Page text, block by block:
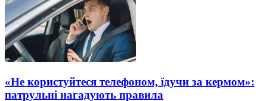
«Не користуйтеся телефоном, їдучи за кермом»:
патрульні нагадують правила